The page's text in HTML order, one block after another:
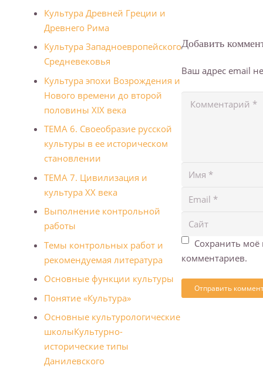
Добавить
Ваш адрес email
Сохранить моё
комментариев.
Культура Древней Греции и
Дpевнегo Рима
Культура Западноевропейского
Средневековья
Культура эпохи Возрождения и
Нового времени до второй
половины XIX века
ТЕМА 6. Своеобразие русской
культуры в ее историческом
становлении
ТЕМА 7. Цивилизация и
культура XX века
Выполнение контрольной
работы
Темы контрольных работ и
рекомендуемая литература
Основные функции культуры
Понятие «Культура»
Основные культурологические
школыКультурно-
исторические типы
Данилевского